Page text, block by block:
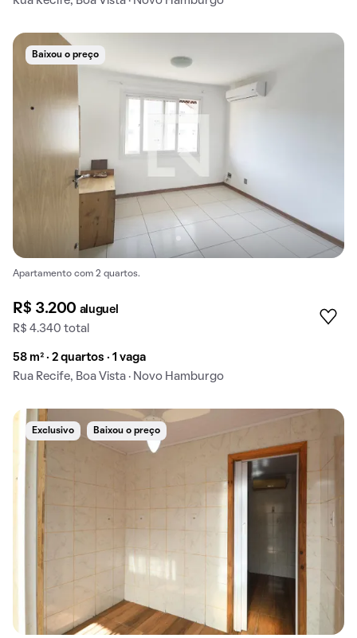
Baixou o preço
Apartamento com 2 quartos.
R$ 3.200 aluguel
R$ 4.340 total
58 m² · 2 quartos · 1 vaga
Rua Recife, Boa Vista · Novo Hamburgo
Exclusivo Baixou o preço